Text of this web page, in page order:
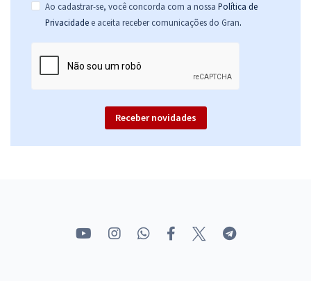
Ao cadastrar-se, você concorda com a nossa Política de
Privacidade e aceita receber comunicações do Gran.
Receber novidades